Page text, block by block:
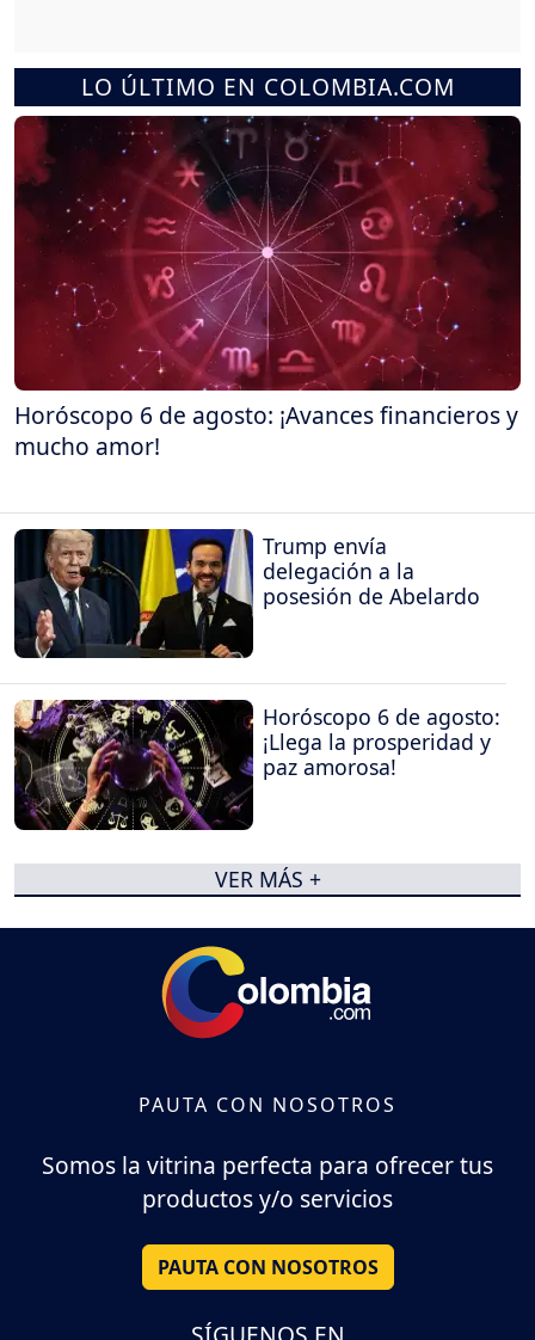
LO ÚLTIMO EN COLOMBIA.COM
Horóscopo 6 de agosto: ¡Avances financieros y
mucho amor!
Trump envía
delegación a la
posesión de Abelardo
Horóscopo 6 de agosto:
¡Llega la prosperidad y
paz amorosa!
VER MÁS +
PAUTA CON NOSOTROS
Somos la vitrina perfecta para ofrecer tus
productos y/o servicios
PAUTA CON NOSOTROS